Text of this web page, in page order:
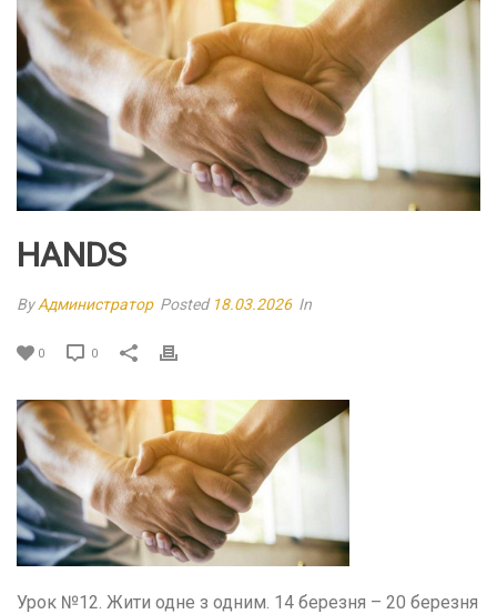
HANDS
ByАдминистратор Posted 18.03.2026 In
0 0
Урок №12. Жити одне з одним. 14 березня – 20 березня